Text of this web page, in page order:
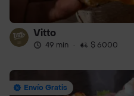
Vitto
49 min · $ 6000
Envío Gratis